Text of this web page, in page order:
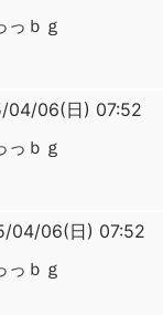
っｂｇ
04/06(日) 07:52
っｂｇ
04/06(日) 07:52
っｂｇ